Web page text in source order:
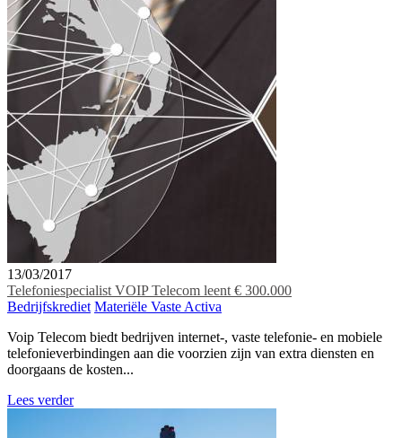
13/03/2017
Telefoniespecialist VOIP Telecom leent € 300.000
Bedrijfskrediet Materiële Vaste Activa
Voip Telecom biedt bedrijven internet-, vaste telefonie- en mobiele
telefonieverbindingen aan die voorzien zijn van extra diensten en
doorgaans de kosten...
Lees verder